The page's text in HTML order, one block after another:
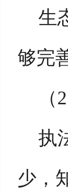
生
够完
（
执
少，